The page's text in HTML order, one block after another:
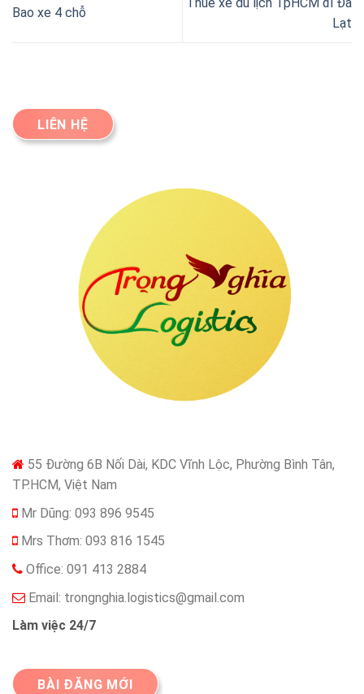
Bao xe 4 chỗ
Lạt
LIÊN HỆ
55 Đường 6B Nối Dài, KDC Vĩnh Lộc, Phường Bình Tân,
TP.HCM, Việt Nam
Mr Dũng: 093 896 9545
Mrs Thơm: 093 816 1545
Office: 091 413 2884
Email: trongnghia.logistics@gmail.com
Làm việc 24/7
BÀI ĐĂNG MỚI